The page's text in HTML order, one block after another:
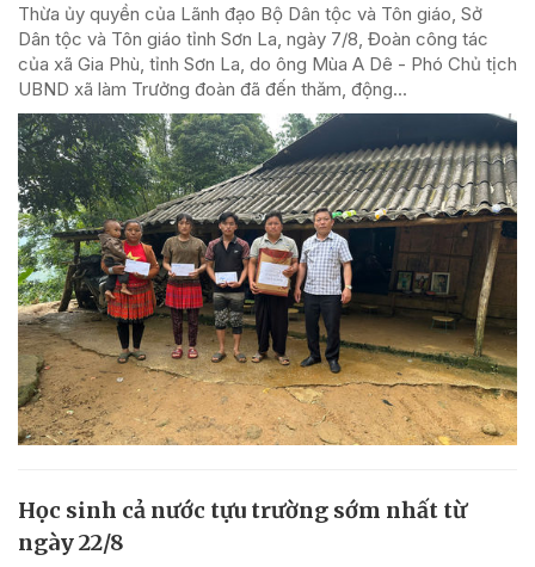
Thừa ủy quyền của Lãnh đạo Bộ Dân tộc và Tôn giáo, Sở
Dân tộc và Tôn giáo tỉnh Sơn La, ngày 7/8, Đoàn công tác
của xã Gia Phù, tỉnh Sơn La, do ông Mùa A Dê - Phó Chủ tịch
UBND xã làm Trưởng đoàn đã đến thăm, động...
Học sinh cả nước tựu trường sớm nhất từ
ngày 22/8